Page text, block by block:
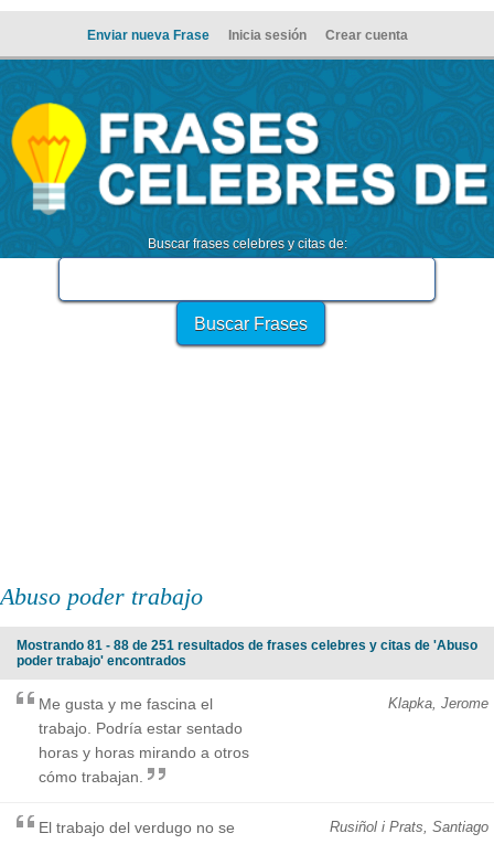
Enviar nueva Frase Inicia sesión Crear cuenta
Buscar frases celebres y citas de:
Abuso poder trabajo
Mostrando 81 - 88 de 251 resultados de frases celebres y citas de 'Abuso
poder trabajo' encontrados
Klapka, Jerome
Me gusta y me fascina el
trabajo. Podría estar sentado
horas y horas mirando a otros
cómo trabajan.
Rusiñol i Prats, Santiago
El trabajo del verdugo no se